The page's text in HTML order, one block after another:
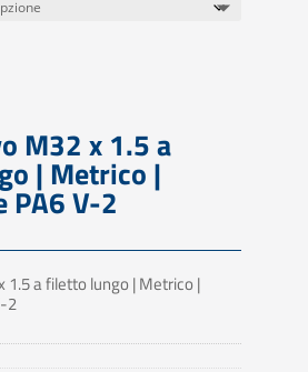
M32 x 1.5 a
| Metrico |
PA6 V-2
1.5 a filetto lungo | Metrico |
2